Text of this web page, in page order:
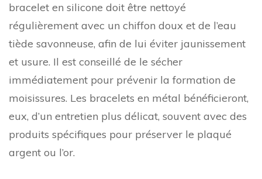
bracelet en silicone doit être nettoyé
régulièrement avec un chiffon doux et de l’eau
tiède savonneuse, afin de lui éviter jaunissement
et usure. Il est conseillé de le sécher
immédiatement pour prévenir la formation de
moisissures. Les bracelets en métal bénéficieront,
eux, d’un entretien plus délicat, souvent avec des
produits spécifiques pour préserver le plaqué
argent ou l’or.